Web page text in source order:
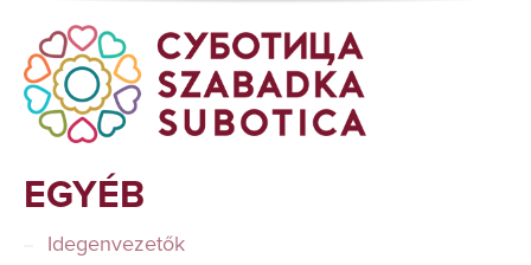
EGYÉB
Idegenvezetők